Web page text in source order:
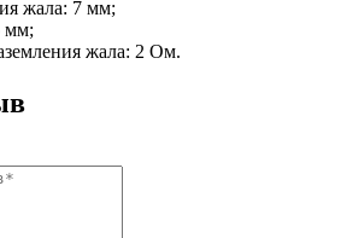
жала: 7 мм;
мм;
жала: 2 Ом.